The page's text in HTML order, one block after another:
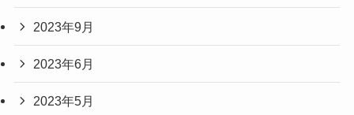
2023年9月
2023年6月
2023年5月